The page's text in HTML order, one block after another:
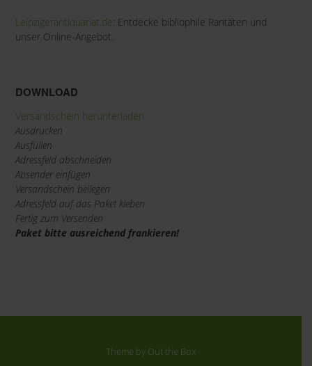
Leipzigerantiquariat.de: Entdecke bibliophile Raritäten und
unser Online-Angebot.
DOWNLOAD
Versandschein herunterladen
Ausdrucken
Ausfüllen
Adressfeld abschneiden
Absender einfügen
Versandschein beilegen
Adressfeld auf das Paket kleben
Fertig zum Versenden
Paket bitte ausreichend frankieren!
Theme by Out the Box